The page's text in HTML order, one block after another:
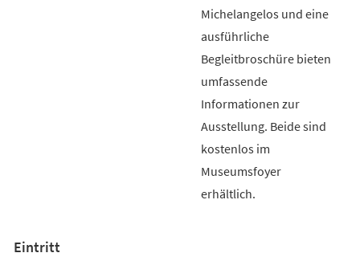
Michelangelos und eine
ausführliche
Begleitbroschüre bieten
umfassende
Informationen zur
Ausstellung. Beide sind
kostenlos im
Museumsfoyer
erhältlich.
Eintritt